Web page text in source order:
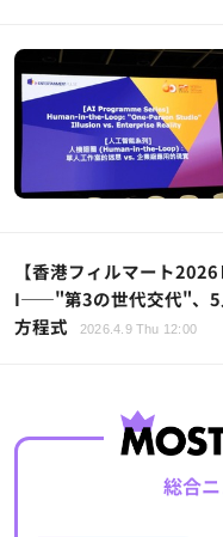
【香港フィルマート
I——"第3の世代交代"、5
方程式
2026.4.9 Thu 12:00
総合